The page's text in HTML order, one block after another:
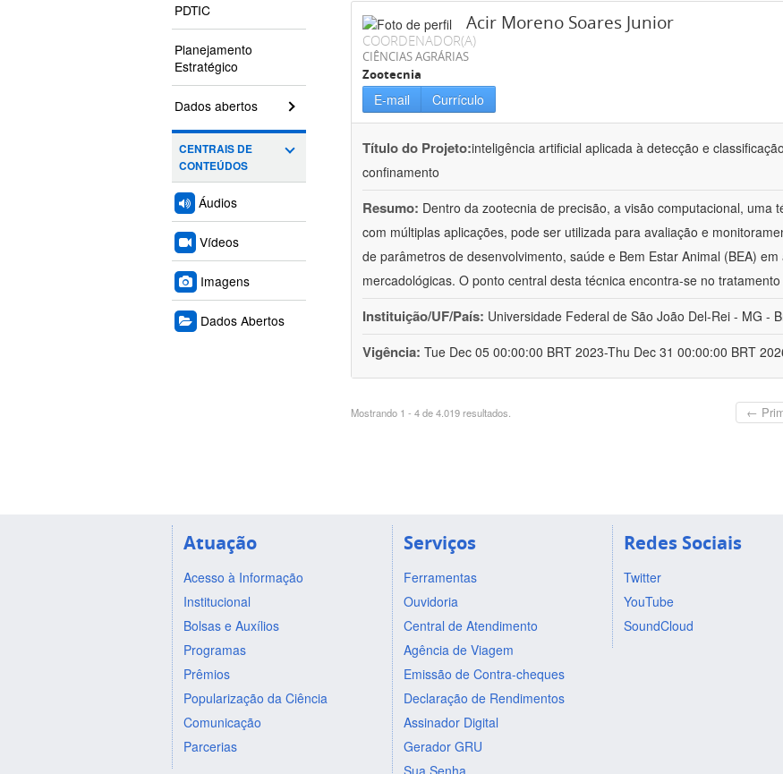
PDTIC
Planejamento
Estratégico
Dados abertos
CENTRAIS DE
CONTEÚDOS
Áudios
Vídeos
Imagens
Dados Abertos
Acir Moreno Soares Junior
COORDENADOR(A)
CIÊNCIAS AGRÁRIAS
Zootecnia
E-mail Currículo
Título do Projeto:inteligência artificial aplicada à detecção e
confinamento
Resumo: Dentro da zootecnia de precisão, a visão computacional, uma
com múltiplas aplicações, pode ser utilizada para avaliação e
de parâmetros de desenvolvimento, saúde e Bem Estar Animal (BEA)
mercadológicas. O ponto central desta técnica encontra-se no
Instituição/UF/País: Universidade Federal de São João Del-Rei - MG -
Vigência: Tue Dec 05 00:00:00 BRT 2023-Thu Dec 31 00:00:00 BRT
Mostrando 1 - 4 de 4.019 resultados. ←
Atuação
Acesso à Informação
Institucional
Bolsas e Auxílios
Programas
Prêmios
Popularização da Ciência
Comunicação
Parcerias
Serviços
Ferramentas
Ouvidoria
Central de Atendimento
Agência de Viagem
Emissão de Contra-cheques
Declaração de Rendimentos
Assinador Digital
Gerador GRU
Sua Senha
Redes Sociais
Twitter
YouTube
SoundCloud